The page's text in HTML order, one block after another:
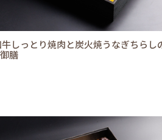
しっとり焼肉と炭火焼うなぎちらし
膳